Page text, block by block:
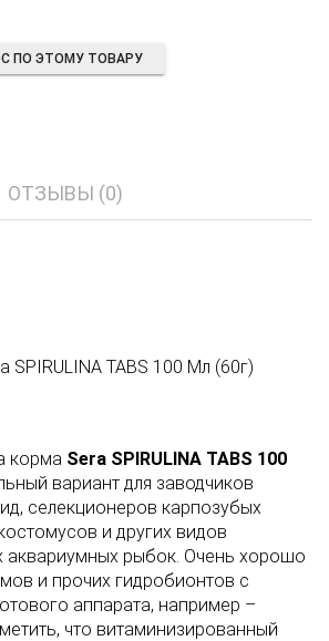
ПО ЭТОМУ ТОВАРУ
ОТЗЫВЫ (0)
TABS 100 Мл (60г)
корма Sera SPIRULINA TABS 100
вариант для заводчиков
селекционеров карпозубых
и других видов
аквариумных рыбок. Очень хорошо
и прочих гидробионтов с
аппарата, например –
что витаминизированный